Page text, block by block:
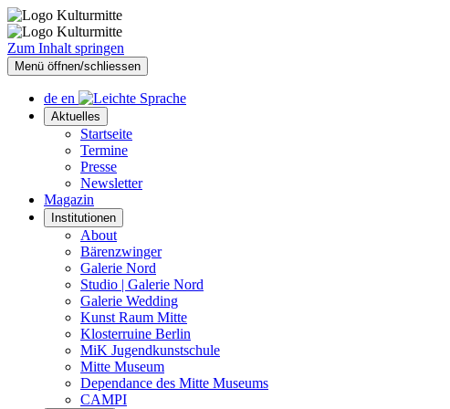
Zum Inhalt springen
Menü öffnen/schliessen
de en
Aktuelles
Startseite
Termine
Presse
Newsletter
Magazin
Institutionen
About
Bärenzwinger
Galerie Nord
Studio | Galerie Nord
Galerie Wedding
Kunst Raum Mitte
Klosterruine Berlin
MiK Jugendkunstschule
Mitte Museum
Dependance des Mitte Museums
CAMPI